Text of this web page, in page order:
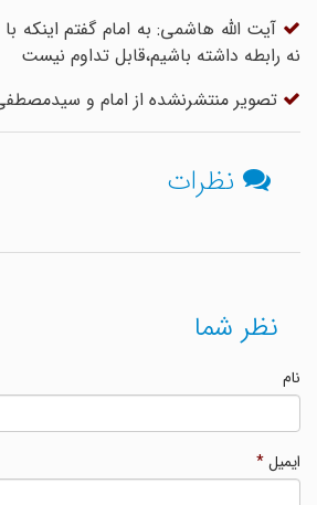
آیت الله هاشمی: به امام گفتم اینکه با
نه رابطه داشته باشیم،قابل تداوم نیست
تصویر منتشرنشده از امام و سیدمصطفی
نظرات
نظر شما
ایمیل*